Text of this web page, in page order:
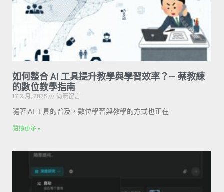
如何整合 AI 工具提升教學與學習效率？— 蔡教練
的數位教學指南
17 2 月, 2025
尚無留言
隨著 AI 工具的普及，數位學習與教學的方式也正在
閱讀更多 »